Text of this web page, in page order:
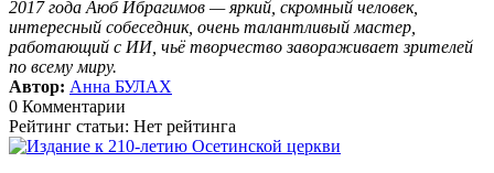
2017 года Аюб Ибрагимов — яркий, скромный человек,
интересный собеседник, очень талантливый мастер,
работающий с ИИ, чьё творчество завораживает зрителей
по всему миру.
Автор: Анна БУЛАХ
0 Комментарии
Рейтинг статьи: Нет рейтинга